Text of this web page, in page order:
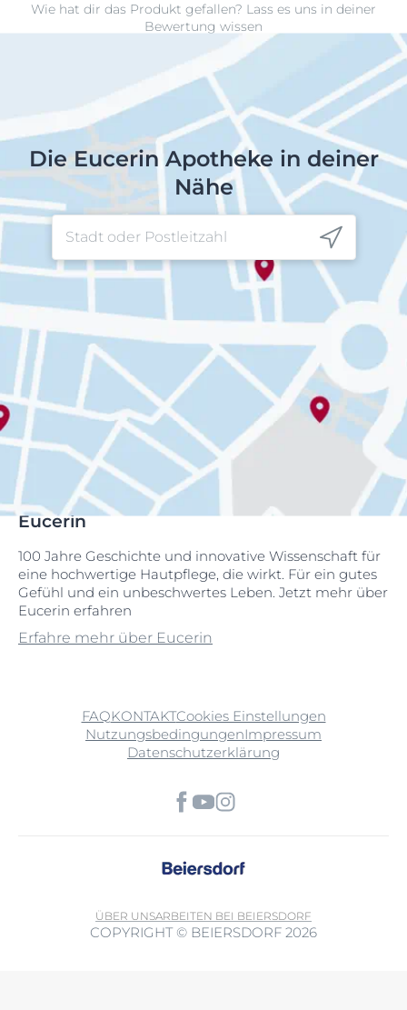
Wie hat dir das Produkt gefallen? Lass es uns in deiner
Bewertung wissen
Die Eucerin Apotheke in deiner
Nähe
Eucerin
100 Jahre Geschichte und innovative Wissenschaft für
eine hochwertige Hautpflege, die wirkt. Für ein gutes
Gefühl und ein unbeschwertes Leben. Jetzt mehr über
Eucerin erfahren
Erfahre mehr über Eucerin
FAQKONTAKTCookies Einstellungen
NutzungsbedingungenImpressum
Datenschutzerklärung
ÜBER UNSARBEITEN BEI BEIERSDORF
COPYRIGHT © BEIERSDORF 2026